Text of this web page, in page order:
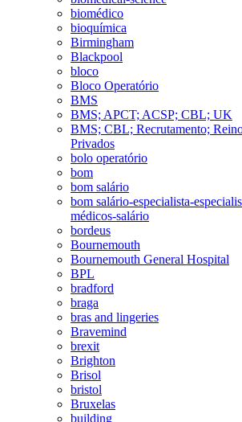
biomédico
bioquímica
Birmingham
Blackpool
bloco
Bloco Operatório
BMS
BMS; APCT; ACSP; CBL; UK
BMS; CBL; Recrutamento;
Privados
bolo operatório
bom
bom salário
bom salário-especialista-
médicos-salário
bordeus
Bournemouth
Bournemouth General Hospital
BPL
bradford
braga
bras and lingeries
Bravemind
brexit
Brighton
Brisol
bristol
Bruxelas
building